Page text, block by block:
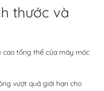
thước và
cao tổng thể của máy móc
vượt quá giới hạn cho